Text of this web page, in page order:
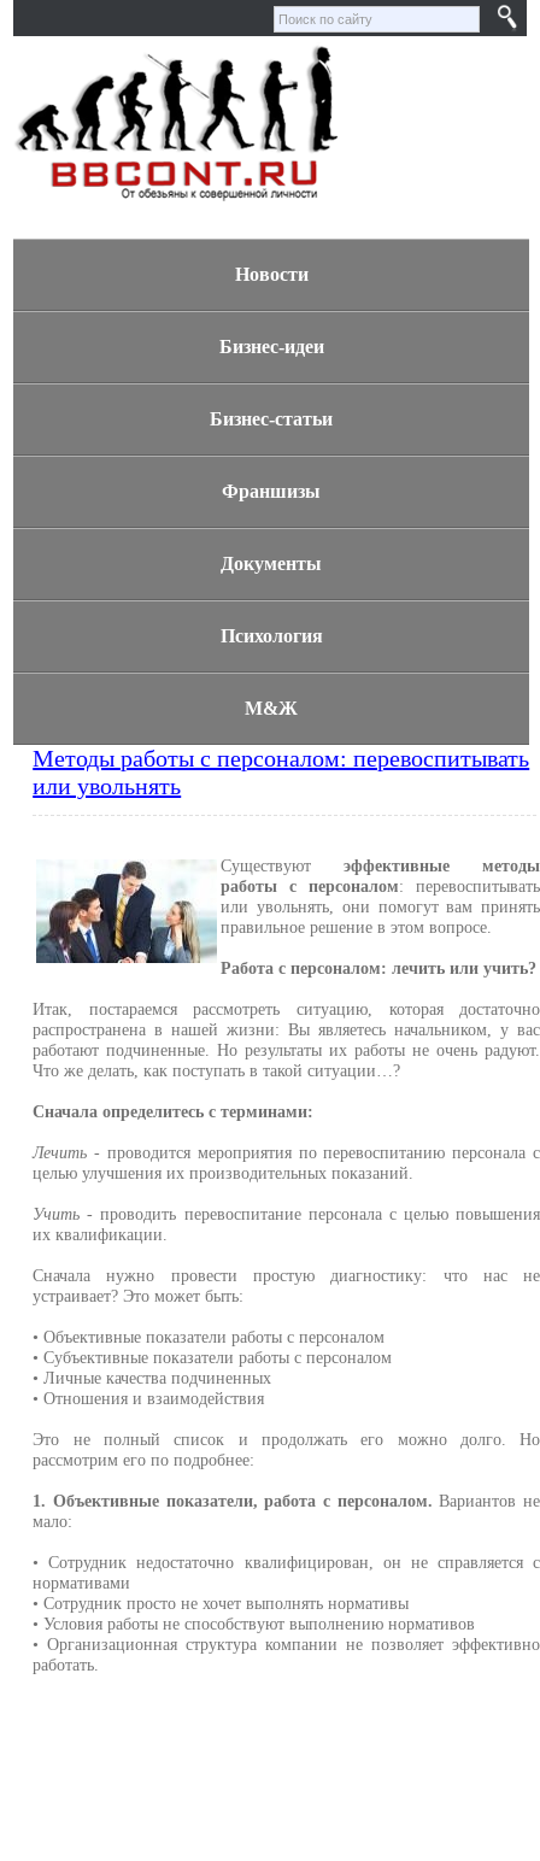
Новости
Бизнес-идеи
Бизнес-статьи
Франшизы
Документы
Психология
М&Ж
Методы работы с персоналом: перевоспитывать
или увольнять
Существуютэффективные методы
работы с персоналом: перевоспитывать
или увольнять, они помогут вам принять
правильное решение в этом вопросе.
Работа с персоналом: лечить или учить?
Итак, постараемся рассмотреть ситуацию, которая достаточно
распространена в нашей жизни: Вы являетесь начальником, у вас
работают подчиненные. Но результаты их работы не очень радуют.
Что же делать, как поступать в такой ситуации…?
Сначала определитесь с терминами:
Лечить - проводится мероприятия по перевоспитанию персонала с
целью улучшения их производительных показаний.
Учить - проводить перевоспитание персонала с целью повышения
их квалификации.
Сначала нужно провести простую диагностику: что нас не
устраивает? Это может быть:
• Объективные показатели работы с персоналом
• Субъективные показатели работы с персоналом
• Личные качества подчиненных
• Отношения и взаимодействия
Это не полный список и продолжать его можно долго. Но
рассмотрим его по подробнее:
1. Объективные показатели, работа с персоналом. Вариантов не
мало:
• Сотрудник недостаточно квалифицирован, он не справляется с
нормативами
• Сотрудник просто не хочет выполнять нормативы
• Условия работы не способствуют выполнению нормативов
• Организационная структура компании не позволяет эффективно
работать.